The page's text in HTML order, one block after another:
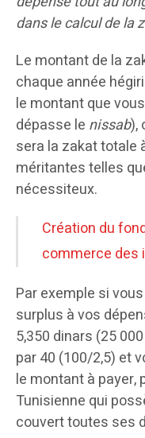
dans le calcul de la
Le montant de la
chaque année
le montant que
dépasse le nissab),
sera la zakat totale
méritantes telles
nécessiteux.
Création du
commerce des
Par exemple si
surplus à vos
5,350 dinars (25
par 40 (100/2,5) et
le montant à payer,
Tunisienne qui
couvert toutes ses